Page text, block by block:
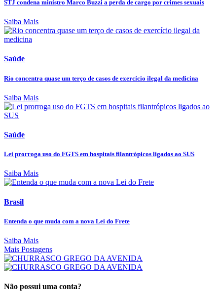
STJ condena ministro Marco Buzzi a perda de cargo por crimes sexuais
Saiba Mais
Saúde
Rio concentra quase um terço de casos de exercício ilegal da medicina
Saiba Mais
Saúde
Lei prorroga uso do FGTS em hospitais filantrópicos ligados ao SUS
Saiba Mais
Brasil
Entenda o que muda com a nova Lei do Frete
Saiba Mais
Mais Postagens
Não possui uma conta?